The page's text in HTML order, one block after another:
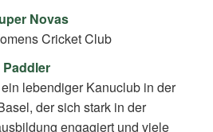
Novas
Cricket Club
lebendiger Kanuclub in der
der sich stark in der
engagiert und viele